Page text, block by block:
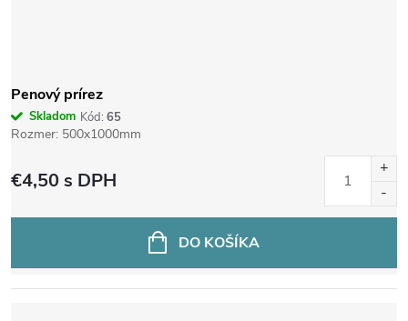
Penový prírez
Skladom Kód: 65
Rozmer: 500x1000mm
€4,50s DPH
DO KOŠÍKA